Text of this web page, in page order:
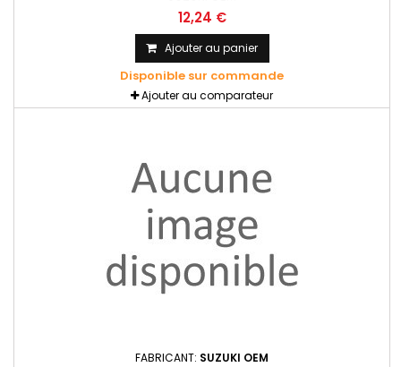
12,24 €
Ajouter au panier
Disponible sur commande
Ajouter au comparateur
FABRICANT: SUZUKI OEM